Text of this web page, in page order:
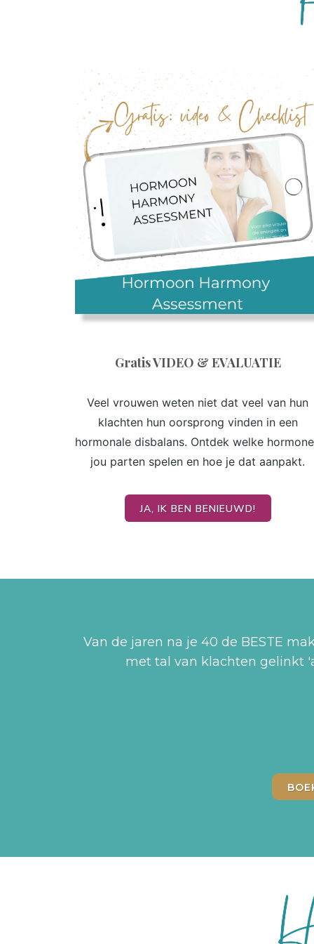
Gratis VIDEO & EVALUATIE
Veel vrouwen weten niet dat veel van hun
klachten hun oorsprong vinden in een
hormonale disbalans. Ontdek welke
jou parten spelen en hoe je dat aanpakt.
JA, IK BEN BENIEUWD!
Van de jaren na je 40 de BESTE
met tal van klachten gelinkt